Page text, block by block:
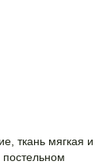
ткань мягкая и
постельном